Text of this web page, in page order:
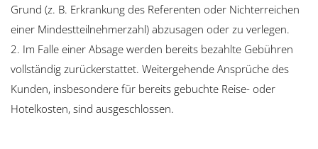
Grund (z. B. Erkrankung des Referenten oder Nichterreichen
einer Mindestteilnehmerzahl) abzusagen oder zu verlegen.
2. Im Falle einer Absage werden bereits bezahlte Gebühren
vollständig zurückerstattet. Weitergehende Ansprüche des
Kunden, insbesondere für bereits gebuchte Reise- oder
Hotelkosten, sind ausgeschlossen.